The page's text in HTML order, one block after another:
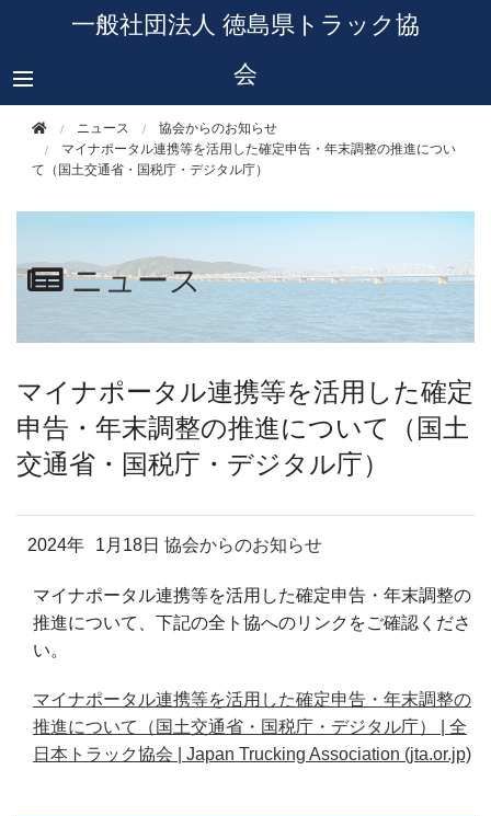
一般社団法人 徳島県トラック協
会
ニュース
協会からのお知らせ
マイナポータル連携等を活用した確定申告・年末調整の推進につい
て（国土交通省・国税庁・デジタル庁）
ニュース
マイナポータル連携等を活用した確定
申告・年末調整の推進について（国土
交通省・国税庁・デジタル庁）
2024年 1月18日 協会からのお知らせ
マイナポータル連携等を活用した確定申告・年末調整の
推進について、下記の全ト協へのリンクをご確認くださ
い。
マイナポータル連携等を活用した確定申告・年末調整の
推進について（国土交通省・国税庁・デジタル庁） | 全
日本トラック協会 | Japan Trucking Association (jta.or.jp)